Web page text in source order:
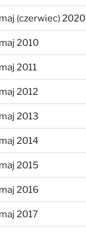
(czerwiec) 2020
2010
2011
2012
2013
2014
2015
2016
2017